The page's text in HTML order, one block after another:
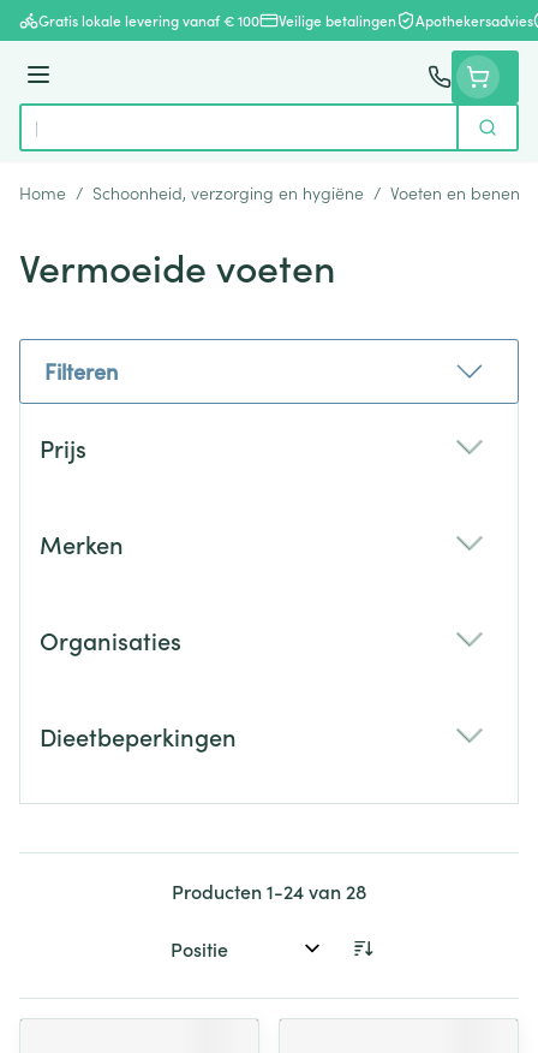
Ga naar de inhoud
Gratis lokale levering vanaf € 100 Veilige betalingen Apothekersadvies
Menu
Product, merk, categorie...
Zoek
Home / Schoonheid, verzorging en hygiëne / Voeten en benen
Vermoeide voeten
Filteren
Prijs
Merken
Organisaties
Dieetbeperkingen
Producten1-24van 28
Sorteer op: